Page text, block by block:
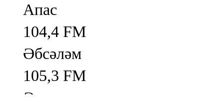
Апас
104,4 FM
Әбсәләм
105,3 FM
Әлмәт